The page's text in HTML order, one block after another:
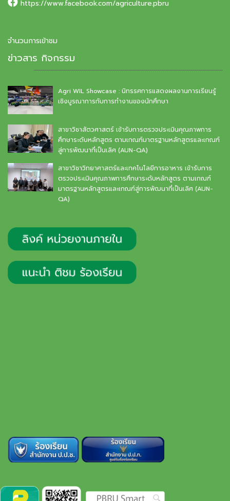
https://www.facebook.com/agriculture.pbru
จำนวนการเข้าชม
ข่าวสาร กิจกรรม
Agri WIL Showcase : นิทรรศการแสดงผลงานการเรียนรู้
เชิงบูรณาการกับการทำงานของนักศึกษา
สาขาวิชาสัตวศาสตร์ เข้ารับการตรวจประเมินคุณภาพการ
ศึกษาระดับหลักสูตร ตามเกณฑ์มาตรฐานหลักสูตรและเกณฑ์
สู่การพัฒนาที่เป็นเลิศ (AUN-QA)
สาขาวิชาวิทยาศาสตร์และเทคโนโลยีการอาหาร เข้ารับการ
ตรวจประเมินคุณภาพการศึกษาระดับหลักสูตร ตามเกณฑ์
มาตรฐานหลักสูตรและเกณฑ์สู่การพัฒนาที่เป็นเลิศ (AUN-
QA)